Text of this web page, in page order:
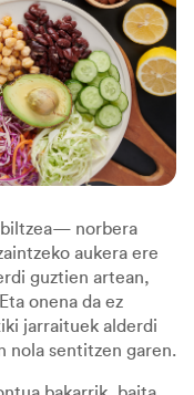
norbera
aukera ere
guztien artean,
onena da ez
jarraituek alderdi
nola sentitzen garen.